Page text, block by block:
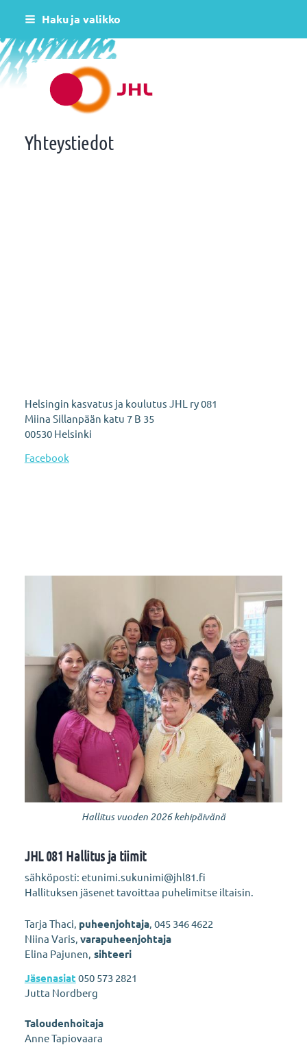
Siirry
sisältöön
Haku ja valikko
Helsingin varhaiskasvatus JHL ry 081
Yhteystiedot
Helsingin kasvatus ja koulutus JHL ry 081
Miina Sillanpään katu 7 B 35
00530 Helsinki
Facebook
Hallitus vuoden 2026 kehipäivänä
JHL 081 Hallitus ja tiimit
sähköposti: etunimi.sukunimi@jhl81.fi
Hallituksen jäsenet tavoittaa puhelimitse iltaisin.
Tarja Thaci, puheenjohtaja, 045 346 4622
Niina Varis, varapuheenjohtaja
Elina Pajunen, sihteeri
Jäsenasiat 050 573 2821
Jutta Nordberg
Taloudenhoitaja
Anne Tapiovaara